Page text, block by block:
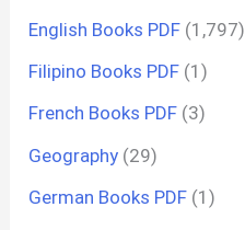
English Books PDF (1,797)
Filipino Books PDF (1)
French Books PDF (3)
Geography (29)
German Books PDF (1)